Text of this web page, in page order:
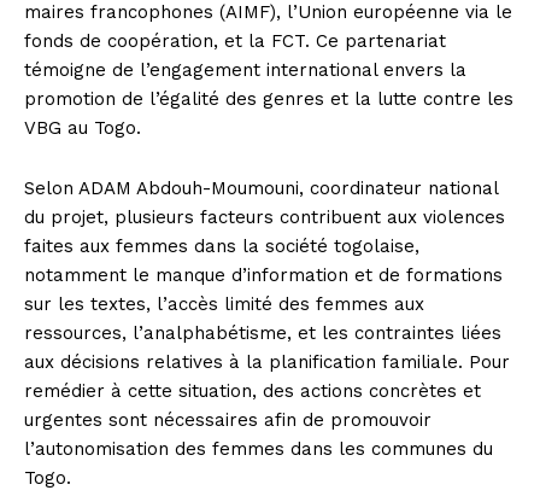
maires francophones (AIMF), l’Union européenne via le
fonds de coopération, et la FCT. Ce partenariat
témoigne de l’engagement international envers la
promotion de l’égalité des genres et la lutte contre les
VBG au Togo.
Selon ADAM Abdouh-Moumouni, coordinateur national
du projet, plusieurs facteurs contribuent aux violences
faites aux femmes dans la société togolaise,
notamment le manque d’information et de formations
sur les textes, l’accès limité des femmes aux
ressources, l’analphabétisme, et les contraintes liées
aux décisions relatives à la planification familiale. Pour
remédier à cette situation, des actions concrètes et
urgentes sont nécessaires afin de promouvoir
l’autonomisation des femmes dans les communes du
Togo.